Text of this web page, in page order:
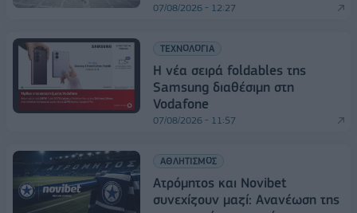
07/08/2026 - 12:27
ΤΕΧΝΟΛΟΓΙΑ
Η νέα σειρά foldables της
Samsung διαθέσιμη στη
Vodafone
07/08/2026 - 11:57
ΑΘΛΗΤΙΣΜΟΣ
Ατρόμητος και Novibet
συνεχίζουν μαζί: Ανανέωση της